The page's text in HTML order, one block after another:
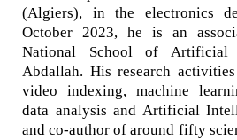
(Algiers), in the electronics
October 2023, he is an
National School of
Abdallah. His research
video indexing, machine
data analysis and Artificial
and co-author of around fifty